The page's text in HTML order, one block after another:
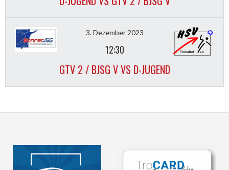
3. Dezember 2023
12:30
GTV 2 / BJSG V VS D-JUGEND